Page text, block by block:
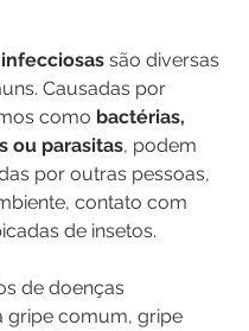
são diversas
Causadas por
como bactérias,
ou parasitas, podem
por outras pessoas,
contato com
de insetos.
de doenças
gripe comum, gripe